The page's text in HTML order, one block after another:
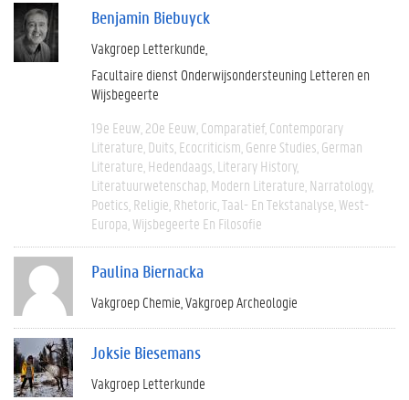
Benjamin Biebuyck
Vakgroep Letterkunde
Facultaire dienst Onderwijsondersteuning Letteren en
Wijsbegeerte
19e Eeuw 20e Eeuw Comparatief Contemporary
Literature Duits Ecocriticism Genre Studies German
Literature Hedendaags Literary History
Literatuurwetenschap Modern Literature Narratology
Poetics Religie Rhetoric Taal- En Tekstanalyse West-
Europa Wijsbegeerte En Filosofie
Paulina Biernacka
Vakgroep Chemie Vakgroep Archeologie
Joksie Biesemans
Vakgroep Letterkunde